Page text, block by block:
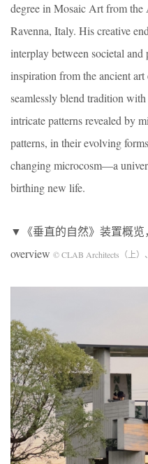
degree in Mosaic Art from
Ravenna, Italy. His creative
interplay between societal
inspiration from the ancient
seamlessly blend tradition
intricate patterns revealed by
patterns, in their evolving
changing microcosm—a
birthing new life.
▼《垂直的自然》装置概览，
overview © CLAB Architects（上）